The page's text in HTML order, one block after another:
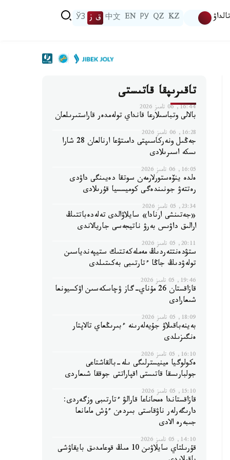
تالداۋ KZ
QZ
РУ
EN
中文 ق ز ЎЗ
تاقىرىپقا قاتىستى
16:44, 06 تامىز 2026
بالالى وتباسىلارعا قانداي تولەمدەر قاراستىرىلعان
16:28, 06 تامىز 2026
جەڭىل ونەركاسىپتى دامىتۋعا ارنالعان 28 شارا
ىسكە اسىرىلادى
16:05, 06 تامىز 2026
ەلدە ينۆەستورلارمەن سوتقا دەيىنگى داۋدى
رەتتەۋ جونىندەگى كوميسسيا قۇرىلادى
23:34, 05 تامىز 2026
«جەتىنشى ارنادا» سايلاۋالدى تەلەدەباتتىڭ
ارالىق داۋىس بەرۋ ناتيجەسى جاريالاندى
20:11, 05 تامىز 2026
ستۋدەنتتەردىڭ مەملەكەتتىك ستيپەندياسىن
تولەۋدىڭ جاڭا ءتارتىبى بەكىتىلدى
19:46, 05 تامىز 2026
قازاقستان 26 مۇناي-گاز ۋچاسكەسىن اۋكسيونعا
شىعارادى
18:09, 05 تامىز 2026
بەينەباقىلاۋ جۇيەلەرىنە ءبىرىڭعاي تالاپتار
ەنگىزىلدى
16:10, 05 تامىز 2026
ەكولوگيا مينيسترلىگى ىلە-بالقاشتاعى
جولبارىسقا قاتىستى اقپاراتتى جوققا شىعاردى
15:10, 05 تامىز 2026
قازاقستاندا ەمحاناعا قارالۋ ءتارتىبى وزگەردى:
دارىگەرلەر ناۋقاستى بىردەن ءۇش مامانعا
جىبەرە الادى
14:10, 05 تامىز 2026
قۇرىلتاي سايلاۋىن 10 مىڭ قوعامدىق بايقاۋشى